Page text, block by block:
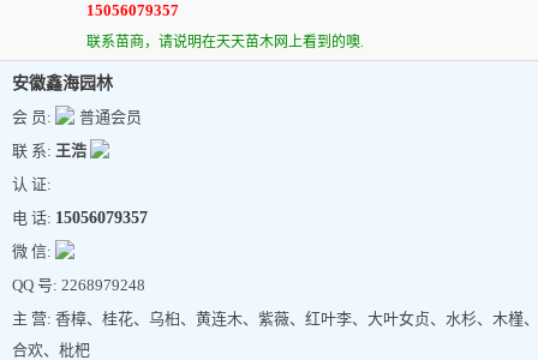
15056079357
联系苗商，请说明在天天苗木网上看到的噢.
安徽鑫海园林
会 员:
普通会员
联 系: 王浩
认 证:
电 话: 15056079357
微 信:
QQ 号: 2268979248
主 营: 香樟、桂花、乌桕、黄连木、紫薇、红叶李、大叶女贞、水杉、木槿、
合欢、枇杷